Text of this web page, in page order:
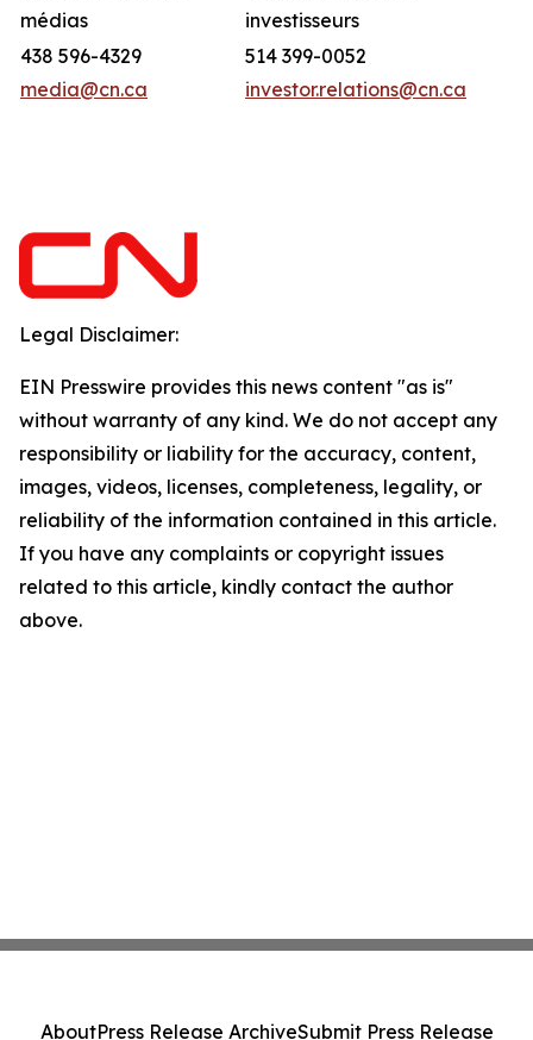
médias
investisseurs
438 596-4329
media@cn.ca
514 399-0052
investor.relations@cn.ca
Legal Disclaimer:
EIN Presswire provides this news content "as is"
without warranty of any kind. We do not accept any
responsibility or liability for the accuracy, content,
images, videos, licenses, completeness, legality, or
reliability of the information contained in this article.
If you have any complaints or copyright issues
related to this article, kindly contact the author
above.
AboutPress Release ArchiveSubmit Press Release